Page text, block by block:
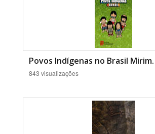
Povos Indígenas no Brasil
843 visualizações